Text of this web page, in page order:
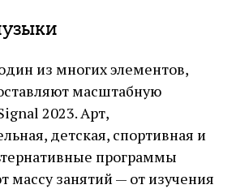
из многих элементов,
масштабную
2023. Арт,
детская, спортивная и
программы
массу занятий — от изучения